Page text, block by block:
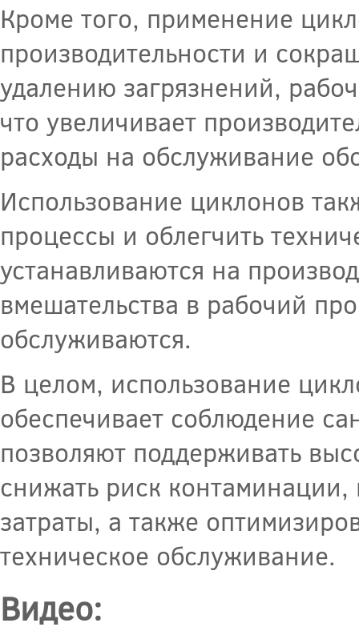
Кроме того, применение
производительности и
удалению загрязнений,
что увеличивает
расходы на обслуживание
Использование циклонов
процессы и облегчить
устанавливаются на
вмешательства в рабочий
обслуживаются.
В целом, использование
обеспечивает соблюдение
позволяют поддерживать
снижать риск
затраты, а также
техническое обслуживание.
Видео: